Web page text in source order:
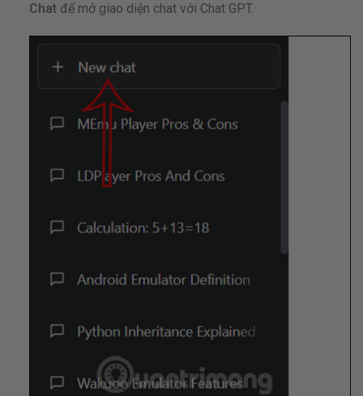
Chat để mở giao diện chat với Chat GPT.